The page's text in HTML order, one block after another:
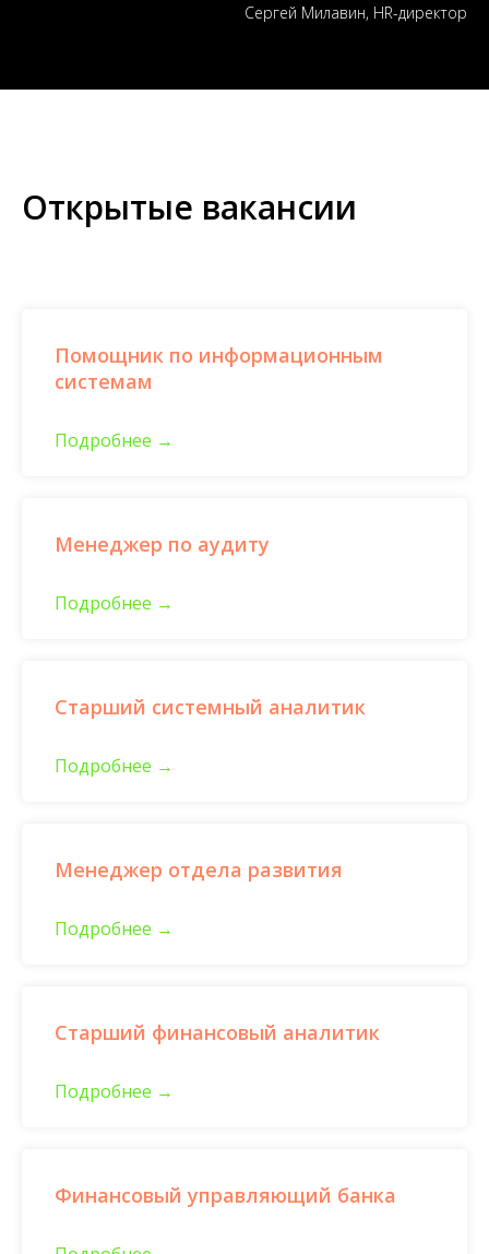
Сергей Милавин, HR-директор
Открытые вакансии
Помощник по информационным
системам
Подробнее
Менеджер по аудиту
Подробнее
Старший системный аналитик
Подробнее
Менеджер отдела развития
Подробнее
Старший финансовый аналитик
Подробнее
Финансовый управляющий банка